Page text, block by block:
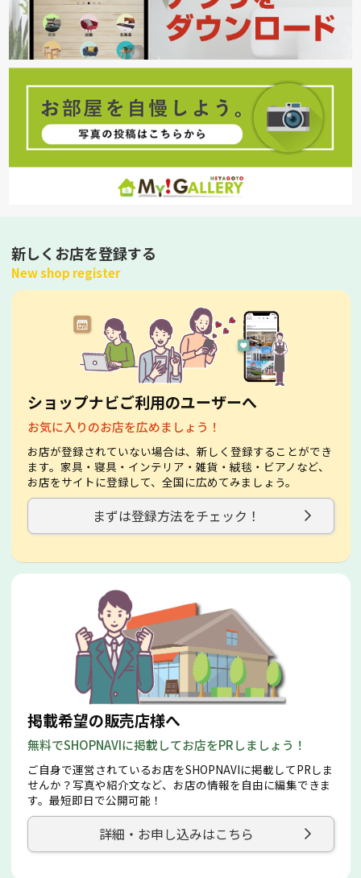
新しくお店を登録する
New shop register
ショップナビご利用のユーザーへ
お気に入りのお店を広めましょう！
お店が登録されていない場合は、新しく登録することができ
ます。家具・寝具・インテリア・雑貨・絨毯・ビアノなど、
お店をサイトに登録して、全国に広めてみましょう。
まずは登録方法をチェック！
掲載希望の販売店様へ
無料でSHOPNAVIに掲載してお店をPRしましょう！
ご自身で運営されているお店をSHOPNAVIに掲載してPRしま
せんか？写真や紹介文など、お店の情報を自由に編集できま
す。最短即日で公開可能！
詳細・お申し込みはこちら